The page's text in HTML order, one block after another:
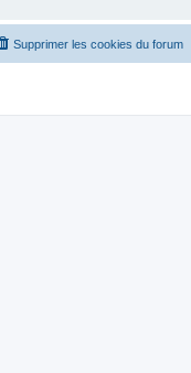
Supprimer les cookies du forum